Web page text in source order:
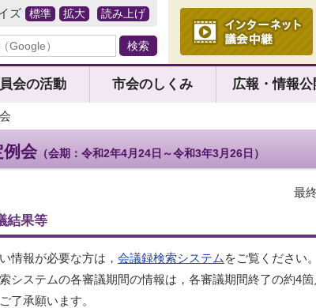
ズ 標準 拡大 読み上げ
会の活動 市会のしくみ 広報・情報公
例会（会期：令和2年4月24日～令和3年3月26日）
最
結果等
情報が必要な方は，会議録検索システム をご覧ください。
システムの各審議期間の情報は，各審議期間終了の約4箇
了承願います。